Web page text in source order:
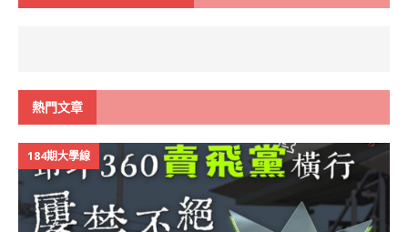
熱門文章
184期大學線